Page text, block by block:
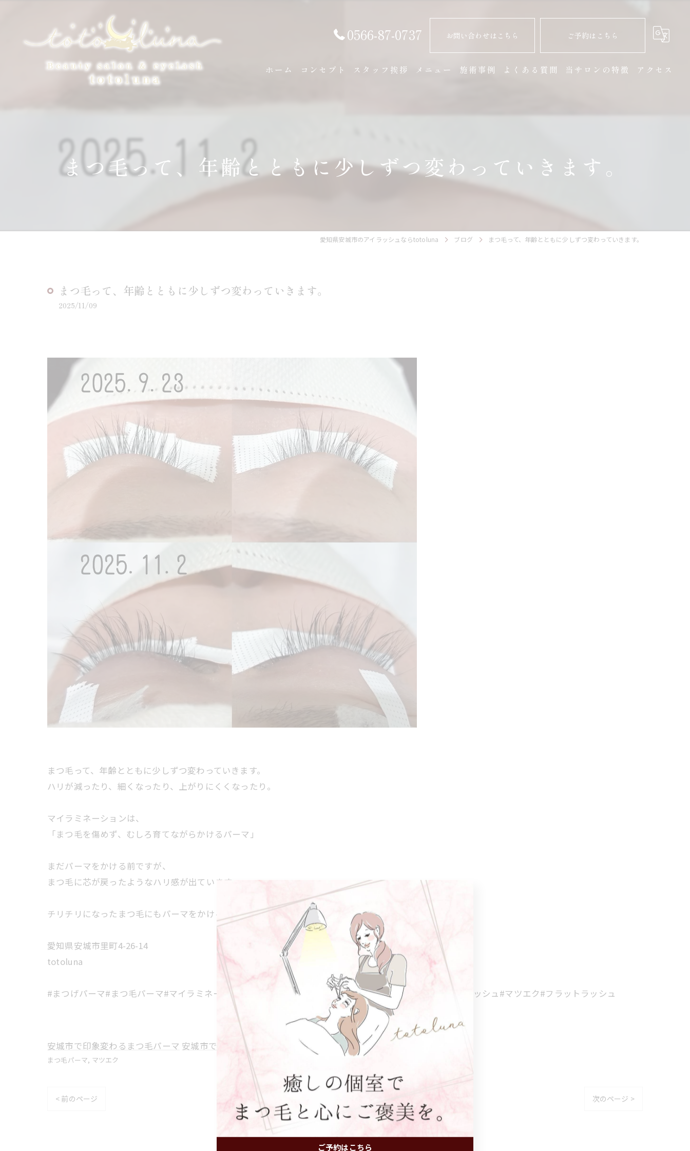
0566-87-0737 お問い合わせはこちら ご予約はこちら
ホーム コンセプト スタッフ挨拶 メニュー 施術事例 よくある質問 当サロンの特徴 アクセス
まつ毛って、年齢とともに少しずつ変わっていきます。
愛知県安城市のアイラッシュならtotoluna ブログ まつ毛って、年齢とともに少しずつ変わっていきます。
まつ毛って、年齢とともに少しずつ変わっていきます。
2025/11/09
まつ毛って、年齢とともに少しずつ変わっていきます。
ハリが減ったり、細くなったり、上がりにくくなったり。
マイラミネーションは、
「まつ毛を傷めず、むしろ育てながらかけるパーマ」
まだパーマをかける前ですが、
まつ毛に芯が戻ったようなハリ感が出ています。
チリチリになったまつ毛にもパーマをかけることが出来るので、是非体験してみてください！
愛知県安城市里町4-26-14
totoluna
#まつげパーマ#まつ毛パーマ#マイラミネーション#30代、40代からのまつ育#パリジェンヌ#安城市#アイラッシュ#マツエク#フラットラッシュ
安城市で印象変わるまつ毛パーマ 安城市で個々に合わせたマツエク
まつ毛パーマ マツエク
< 前のページ 次のページ >
関連タグ
ご予約はこちら